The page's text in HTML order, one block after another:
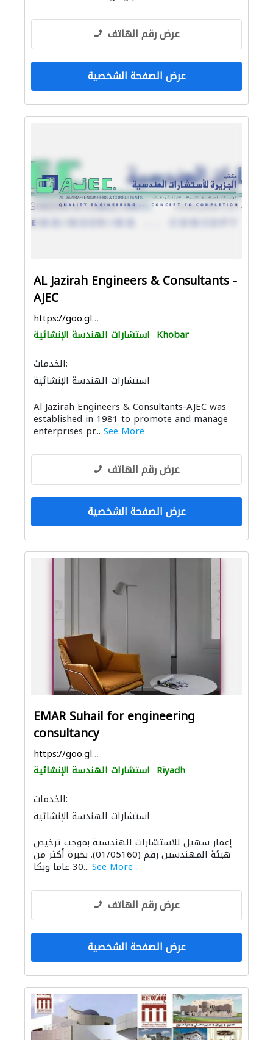
عرض رقم الهاتف
عرض الصفحة الشخصية
AL Jazirah Engineers & Consultants -
AJEC
https://goo.gl/maps/g76SLcmGM53HxBcR8
استشارات الهندسة الإنشائية Khobar
الخدمات:
استشارات الهندسة الإنشائية
ادارة مشروع أنظمة أمن
مقاولون لمكافحة الحريق الايدي العاملة
الديكور الداخلي التصميم المعماري
Al Jazirah Engineers & Consultants-AJEC was
established in 1981 to promote and manage
enterprises pr... See More
عرض رقم الهاتف
عرض الصفحة الشخصية
EMAR Suhail for engineering
consultancy
https://goo.gl/maps/o4svMNgW2WLBFpd57
استشارات الهندسة الإنشائية Riyadh
الخدمات:
استشارات الهندسة الإنشائية
استشارات السلامة أنظمة أمن
مقاولون لمكافحة الحريق الديكور الداخلي
التصميم المعماري
إعمار سهيل للاستشارات الهندسية بموجب ترخيص
هيئة المهندسين رقم (01/05160). بخبرة أكثر من
30 عاما وبكا... See More
عرض رقم الهاتف
عرض الصفحة الشخصية